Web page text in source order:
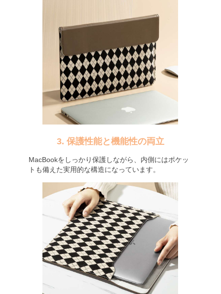
3. 保護性能と機能性の両立
MacBookをしっかり保護しながら、内側にはポケッ
トも備えた実用的な構造になっています。